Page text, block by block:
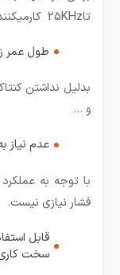
تا25KHz کارمیکنند.
طول عمر
بدلیل نداشتن
و …
عدم نیاز
با توجه به
فشار نیازی نیست.
قابل
سخت